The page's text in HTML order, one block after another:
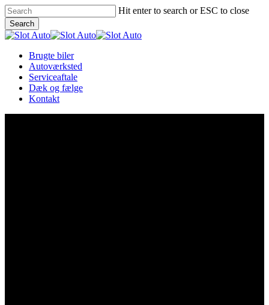
Skip
to
main
content
Hit enter to search or ESC to close
Search
Close
Menu
Brugte biler
Autoværksted
Serviceaftale
Dæk og fælge
Kontakt